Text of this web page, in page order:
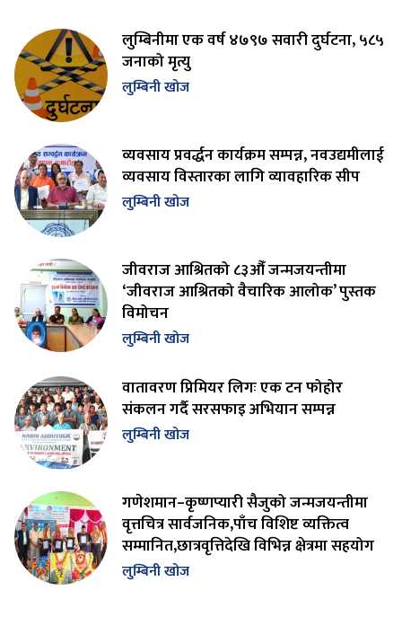
लुम्बिनीमा एक वर्ष ४७९७ सवारी दुर्घटना, ५८५
जनाको मृत्यु
लुम्बिनी खोज
व्यवसाय प्रवर्द्धन कार्यक्रम सम्पन्न, नवउद्यमीलाई
व्यवसाय विस्तारका लागि व्यावहारिक सीप
लुम्बिनी खोज
जीवराज आश्रितको ८३औँ जन्मजयन्तीमा
‘जीवराज आश्रितको वैचारिक आलोक’ पुस्तक
विमोचन
लुम्बिनी खोज
वातावरण प्रिमियर लिगः एक टन फोहोर
संकलन गर्दै सरसफाइ अभियान सम्पन्न
लुम्बिनी खोज
गणेशमान–कृष्णप्यारी सैजुको जन्मजयन्तीमा
वृत्तचित्र सार्वजनिक,पाँच विशिष्ट व्यक्तित्व
सम्मानित,छात्रवृत्तिदेखि विभिन्न क्षेत्रमा सहयोग
लुम्बिनी खोज